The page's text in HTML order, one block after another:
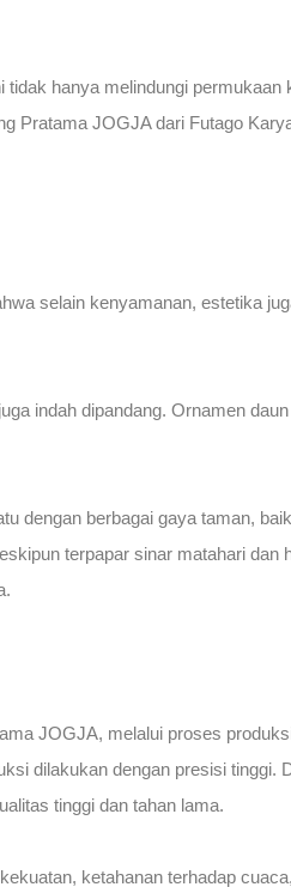
hanya melindungi permukaan
Pratama JOGJA dari Futago
selain kenyamanan, estetika
indah dipandang. Ornamen
dengan berbagai gaya taman,
terpapar sinar matahari dan
JOGJA, melalui proses
dilakukan dengan presisi tinggi.
tinggi dan tahan lama.
ketahanan terhadap